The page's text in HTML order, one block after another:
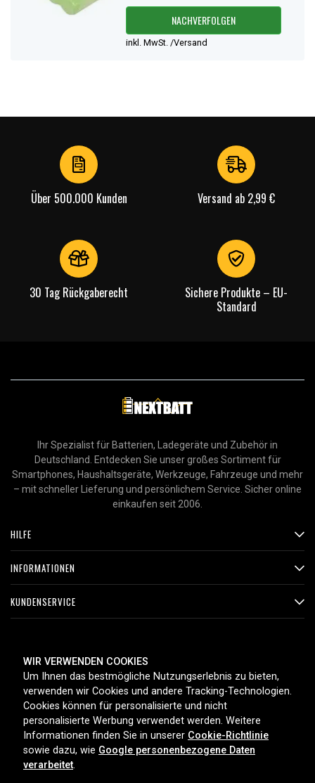
NACHVERFOLGEN
inkl. MwSt. /Versand
Über 500.000 Kunden Versand ab 2,99 €
30 Tag Rückgaberecht
Sichere Produkte – EU-
Standard
Ihr Spezialist für Batterien, Ladegeräte und Zubehör in
Deutschland. Entdecken Sie unser großes Sortiment für
Smartphones, Haushaltsgeräte, Werkzeuge, Fahrzeuge und mehr
– mit schneller Lieferung und persönlichem Service. Sicher online
einkaufen seit 2006.
HILFE
INFORMATIONEN
KUNDENSERVICE
ZAHLUNGSMETHODEN
LIEFEROPTIONEN
WIR VERWENDEN COOKIES
Um Ihnen das bestmögliche Nutzungserlebnis zu bieten,
verwenden wir Cookies und andere Tracking-Technologien.
Cookies können für personalisierte und nicht
personalisierte Werbung verwendet werden. Weitere
Informationen finden Sie in unserer Cookie-Richtlinie
sowie dazu, wie Google personenbezogene Daten
verarbeitet.